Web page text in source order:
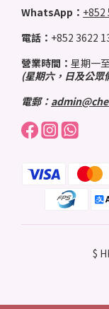
WhatsApp： +852
電話： +852 3622
營業時間： 星期一
(星期六，日及公眾
電郵：
$